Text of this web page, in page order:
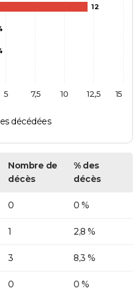
12
décédées
5 7,5 10 12,5 15
Nombre de
décès
% des
décès
0 0 %
1 2,8 %
3 8,3 %
0 0 %